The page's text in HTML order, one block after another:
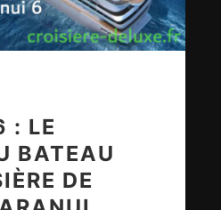
: LE
BATEAU
DE